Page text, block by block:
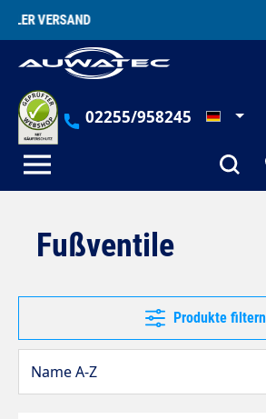
springen
02255/958245
Fußventile
Produkte filtern